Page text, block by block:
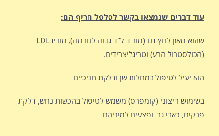
עוד דברים שנמצאו בקשר לפלפל חריף הם:
שהוא מאזן לחץ דם (מוריד ל"ד גבוה לנורמה), מורידLDL
(הכולסטרול הרע) וטריגליצרידים.
הוא יעיל לטיפול במחלות שן ודלקת חניכיים
בשימוש חיצוני (קומפרס) משמש לטיפול בהכשות נחש, דלקת
פרקים, כאבי גב ופצעים למיניהם.